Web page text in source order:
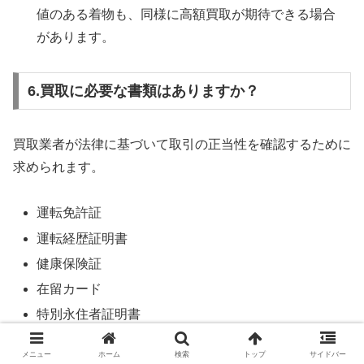
値のある着物も、同様に高額買取が期待できる場合
があります。
6.買取に必要な書類はありますか？
買取業者が法律に基づいて取引の正当性を確認するために
求められます。
運転免許証
運転経歴証明書
健康保険証
在留カード
特別永住者証明書
マイナンバーカード
メニュー ホーム 検索 トップ サイドバー